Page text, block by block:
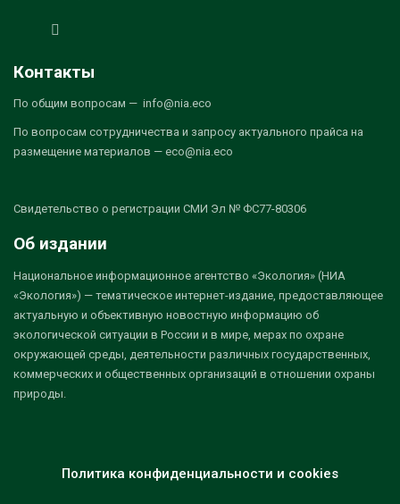
Контакты
По общим вопросам — info@nia.eco
По вопросам сотрудничества и запросу актуального прайса на
размещение материалов — eco@nia.eco
Свидетельство о регистрации СМИ Эл № ФС77-80306
Об издании
Национальное информационное агентство «Экология» (НИА
«Экология») — тематическое интернет-издание, предоставляющее
актуальную и объективную новостную информацию об
экологической ситуации в России и в мире, мерах по охране
окружающей среды, деятельности различных государственных,
коммерческих и общественных организаций в отношении охраны
природы.
Политика конфиденциальности и cookies